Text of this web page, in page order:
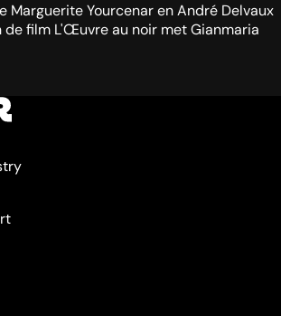
Marguerite Yourcenar en André Delvaux
de film L'Œuvre au noir met Gianmaria